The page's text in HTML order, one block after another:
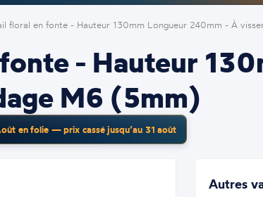
floral en fonte - Hauteur 130mm Longueur 240mm - À
- Hauteur
M6 (5mm)
en folie — prix cassé jusqu’au 31 août
Autres